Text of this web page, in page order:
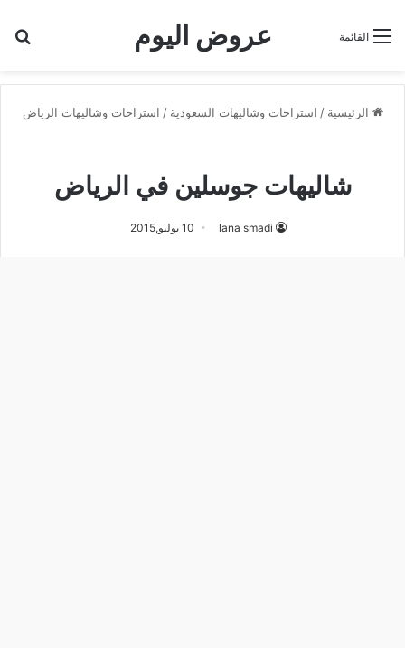
عروض اليوم القائمة
الرئيسية / استراحات وشاليهات السعودية / استراحات وشاليهات الرياض
شاليهات جوسلين في الرياض
lana smadi 10 يوليو,2015